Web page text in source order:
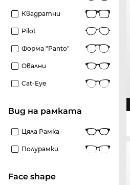
Квадратни
Pilot
Форма "panto"
Овални
Cat-Eye
Вид на рамката
Цяла Рамка
Полурамки
Face shape